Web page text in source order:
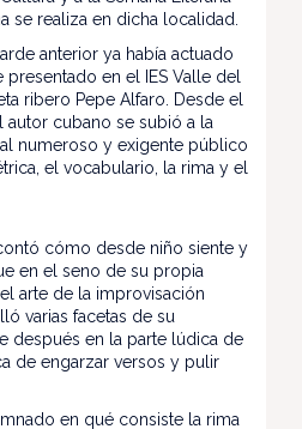
se realiza en dicha localidad.
anterior ya había actuado
en el IES Valle del
ribero Pepe Alfaro. Desde el
cubano se subió a la
numeroso y exigente público
el vocabulario, la rima y el
cómo desde niño siente y
en el seno de su propia
arte de la improvisación
varias facetas de su
después en la parte lúdica de
de engarzar versos y pulir
en qué consiste la rima